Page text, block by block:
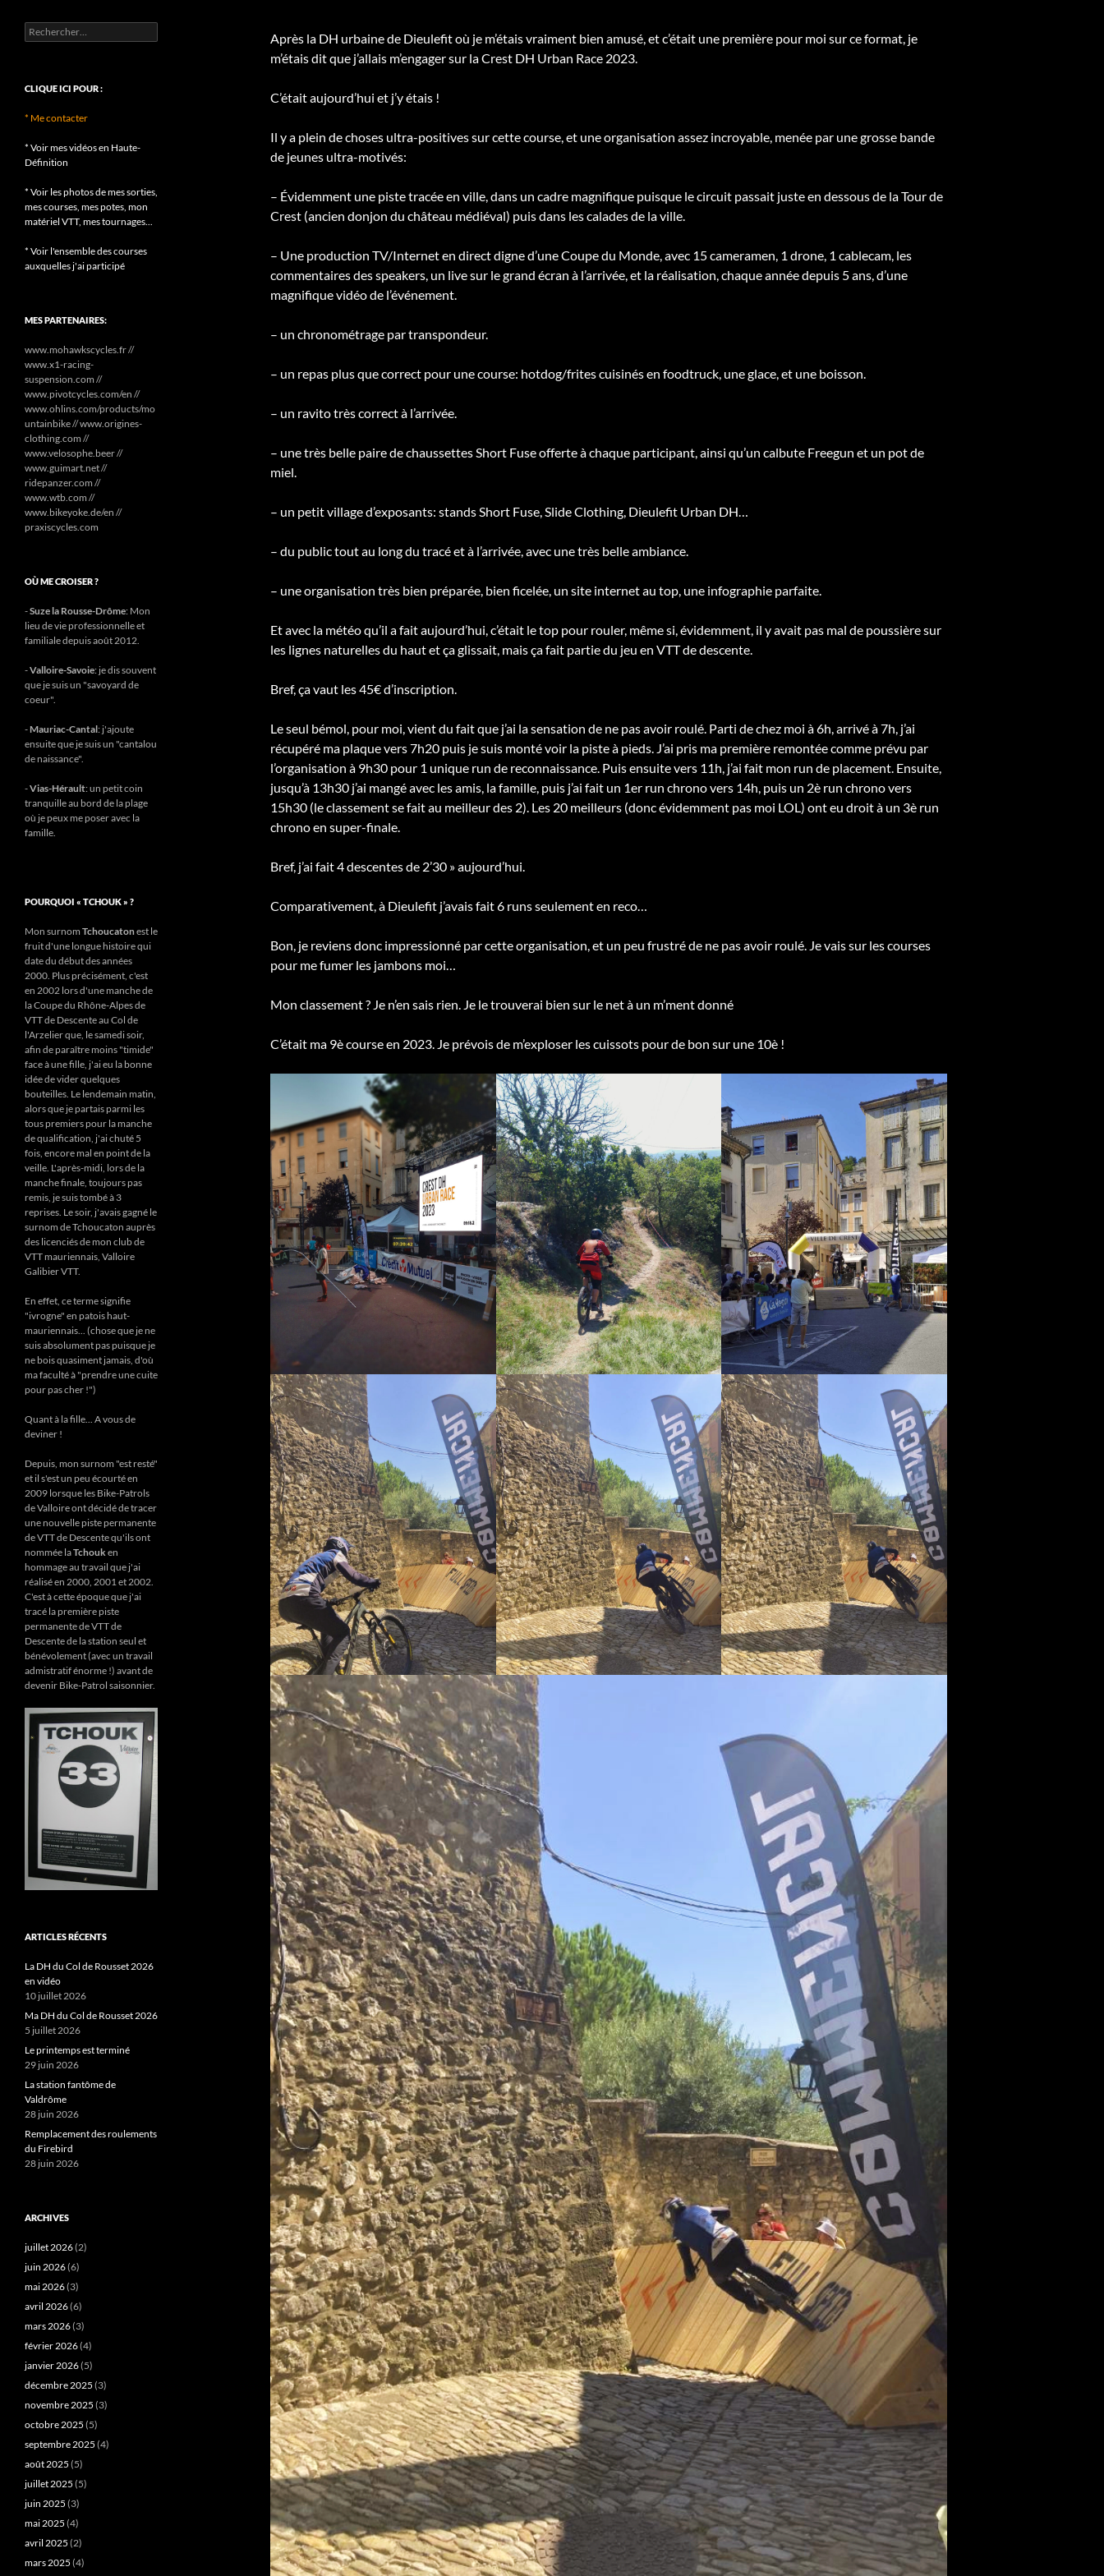
Après la DH urbaine de Dieulefit où je m’étais vraiment bien amusé, et c’était une première pour moi sur ce format, je
m’étais dit que j’allais m’engager sur la Crest DH Urban Race 2023.
C’était aujourd’hui et j’y étais !
Il y a plein de choses ultra-positives sur cette course, et une organisation assez incroyable, menée par une grosse bande
de jeunes ultra-motivés:
– Évidemment une piste tracée en ville, dans un cadre magnifique puisque le circuit passait juste en dessous de la Tour de
Crest (ancien donjon du château médiéval) puis dans les calades de la ville.
– Une production TV/Internet en direct digne d’une Coupe du Monde, avec 15 cameramen, 1 drone, 1 cablecam, les
commentaires des speakers, un live sur le grand écran à l’arrivée, et la réalisation, chaque année depuis 5 ans, d’une
magnifique vidéo de l’événement.
– un chronométrage par transpondeur.
– un repas plus que correct pour une course: hotdog/frites cuisinés en foodtruck, une glace, et une boisson.
– un ravito très correct à l’arrivée.
– une très belle paire de chaussettes Short Fuse offerte à chaque participant, ainsi qu’un calbute Freegun et un pot de
miel.
– un petit village d’exposants: stands Short Fuse, Slide Clothing, Dieulefit Urban DH…
– du public tout au long du tracé et à l’arrivée, avec une très belle ambiance.
– une organisation très bien préparée, bien ficelée, un site internet au top, une infographie parfaite.
Et avec la météo qu’il a fait aujourd’hui, c’était le top pour rouler, même si, évidemment, il y avait pas mal de poussière sur
les lignes naturelles du haut et ça glissait, mais ça fait partie du jeu en VTT de descente.
Bref, ça vaut les 45€ d’inscription.
Le seul bémol, pour moi, vient du fait que j’ai la sensation de ne pas avoir roulé. Parti de chez moi à 6h, arrivé à 7h, j’ai
récupéré ma plaque vers 7h20 puis je suis monté voir la piste à pieds. J’ai pris ma première remontée comme prévu par
l’organisation à 9h30 pour 1 unique run de reconnaissance. Puis ensuite vers 11h, j’ai fait mon run de placement. Ensuite,
jusqu’à 13h30 j’ai mangé avec les amis, la famille, puis j’ai fait un 1er run chrono vers 14h, puis un 2è run chrono vers
15h30 (le classement se fait au meilleur des 2). Les 20 meilleurs (donc évidemment pas moi LOL) ont eu droit à un 3è run
chrono en super-finale.
Bref, j’ai fait 4 descentes de 2’30 » aujourd’hui.
Comparativement, à Dieulefit j’avais fait 6 runs seulement en reco…
Bon, je reviens donc impressionné par cette organisation, et un peu frustré de ne pas avoir roulé. Je vais sur les courses
pour me fumer les jambons moi…
Mon classement ? Je n’en sais rien. Je le trouverai bien sur le net à un m’ment donné
C’était ma 9è course en 2023. Je prévois de m’exploser les cuissots pour de bon sur une 10è !
Rechercher :
CLIQUE ICI POUR :
* Me contacter
* Voir mes vidéos en Haute-
Définition
* Voir les photos de mes sorties,
mes courses, mes potes, mon
matériel VTT, mes tournages...
* Voir l'ensemble des courses
auxquelles j'ai participé
MES PARTENAIRES:
www.mohawkscycles.fr //
www.x1-racing-
suspension.com //
www.pivotcycles.com/en //
www.ohlins.com/products/mo
untainbike // www.origines-
clothing.com //
www.velosophe.beer //
www.guimart.net //
ridepanzer.com //
www.wtb.com //
www.bikeyoke.de/en //
praxiscycles.com
OÙ ME CROISER ?
-Suze la Rousse-Drôme: Mon
lieu de vie professionnelle et
familiale depuis août 2012.
-Valloire-Savoie: je dis souvent
que je suis un "savoyard de
coeur".
- Mauriac-Cantal: j'ajoute
ensuite que je suis un "cantalou
de naissance".
-Vias-Hérault: un petit coin
tranquille au bord de la plage
où je peux me poser avec la
famille.
POURQUOI « TCHOUK » ?
Mon surnom Tchoucatonest le
fruit d'une longue histoire qui
date du début des années
2000. Plus précisément, c'est
en 2002 lors d'une manche de
la Coupe du Rhône-Alpes de
VTT de Descente au Col de
l'Arzelier que, le samedi soir,
afin de paraître moins "timide"
face à une fille, j'ai eu la bonne
idée de vider quelques
bouteilles. Le lendemain matin,
alors que je partais parmi les
tous premiers pour la manche
de qualification, j'ai chuté 5
fois, encore mal en point de la
veille. L'après-midi, lors de la
manche finale, toujours pas
remis, je suis tombé à 3
reprises. Le soir, j'avais gagné le
surnom de Tchoucaton auprès
des licenciés de mon club de
VTT mauriennais, Valloire
Galibier VTT.
En effet, ce terme signifie
"ivrogne" en patois haut-
mauriennais... (chose que je ne
suis absolument pas puisque je
ne bois quasiment jamais, d'où
ma faculté à "prendre une cuite
pour pas cher !")
Quant à la fille... A vous de
deviner !
Depuis, mon surnom "est resté"
et il s'est un peu écourté en
2009 lorsque les Bike-Patrols
de Valloire ont décidé de tracer
une nouvelle piste permanente
de VTT de Descente qu'ils ont
nommée laTchouken
hommage au travail que j'ai
réalisé en 2000, 2001 et 2002.
C'est à cette époque que j'ai
tracé la première piste
permanente de VTT de
Descente de la station seul et
bénévolement (avec un travail
admistratif énorme !) avant de
devenir Bike-Patrol saisonnier.
ARTICLES RÉCENTS
La DH du Col de Rousset 2026
en vidéo
10 juillet 2026
Ma DH du Col de Rousset 2026
5 juillet 2026
Le printemps est terminé
29 juin 2026
La station fantôme de
Valdrôme
28 juin 2026
Remplacement des roulements
du Firebird
28 juin 2026
ARCHIVES
juillet 2026(2)
juin 2026(6)
mai 2026(3)
avril 2026(6)
mars 2026(3)
février 2026(4)
janvier 2026(5)
décembre 2025 (3)
novembre 2025 (3)
octobre 2025 (5)
septembre 2025 (4)
août 2025 (5)
juillet 2025 (5)
juin 2025 (3)
mai 2025 (4)
avril 2025 (2)
mars 2025 (4)